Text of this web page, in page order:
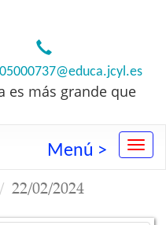
05000737@educa.jcyl.es
es más grande que
Menú >
22/02/2024